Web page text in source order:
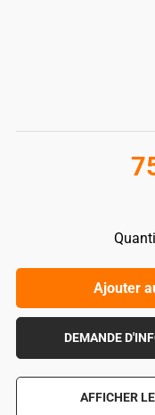
Ajouter
DEMANDE
AFFICHER